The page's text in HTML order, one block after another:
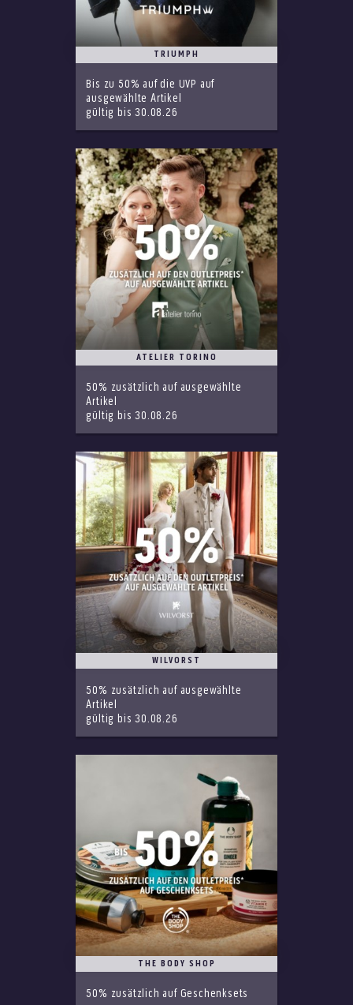
TRIUMPH
Bis zu 50% auf die UVP auf
ausgewählte Artikel
gültig bis 30.08.26
ATELIER TORINO
50% zusätzlich auf ausgewählte
Artikel
gültig bis 30.08.26
WILVORST
50% zusätzlich auf ausgewählte
Artikel
gültig bis 30.08.26
THE BODY SHOP
50% zusätzlich auf Geschenksets